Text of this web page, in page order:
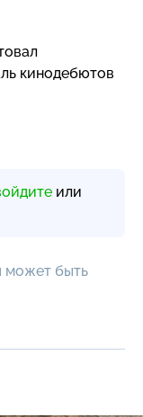
кинодебютов
или
может быть